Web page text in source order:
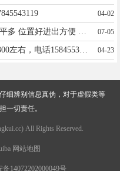
04-02
07-05
望奎县场地求购。和求租场地300左右，电话15845539694 04-23
细辨别信息真伪，对于虚假类等
一切责任。
All Rights Reserved.
网站地图
14072202000049号